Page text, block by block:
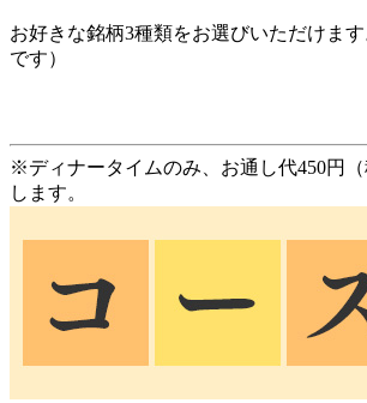
お好きな銘柄3種類をお選びいただけま
です）
※ディナータイムのみ、お通し代450円
します。